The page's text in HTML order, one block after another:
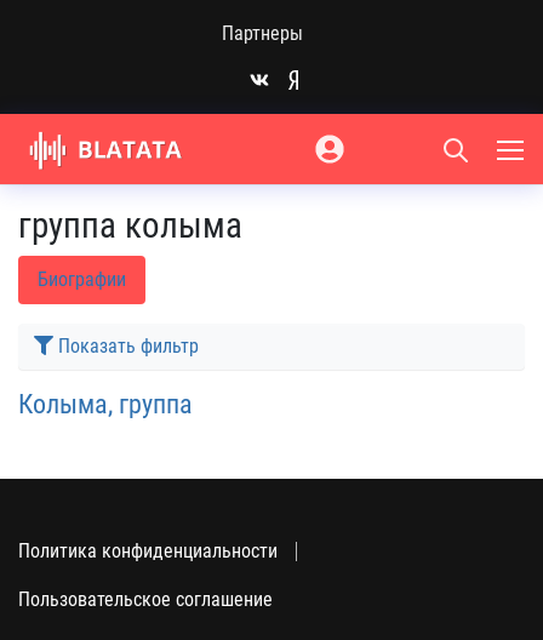
Партнеры
группа колыма
Биографии
Показать фильтр
Колыма, группа
Политика конфиденциальности
Пользовательское соглашение